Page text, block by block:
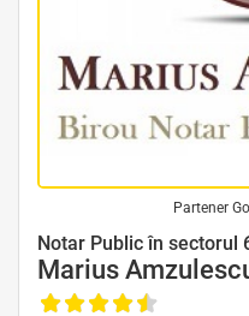
Partener
Notar Public în sectorul
Marius